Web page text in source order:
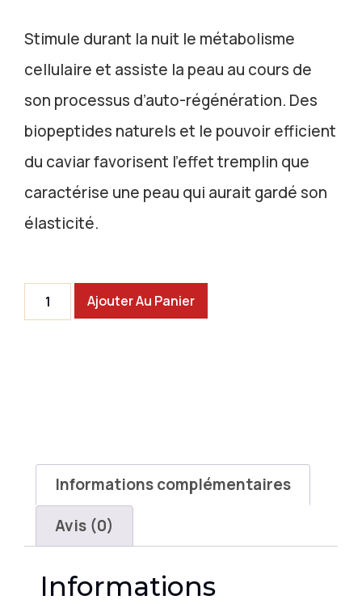
Stimule durant la nuit le métabolisme
cellulaire et assiste la peau au cours de
son processus d’auto-régénération. Des
biopeptides naturels et le pouvoir efficient
du caviar favorisent l’effet tremplin que
caractérise une peau qui aurait gardé son
élasticité.
Ajouter Au Panier
Informations complémentaires
Avis (0)
Informations